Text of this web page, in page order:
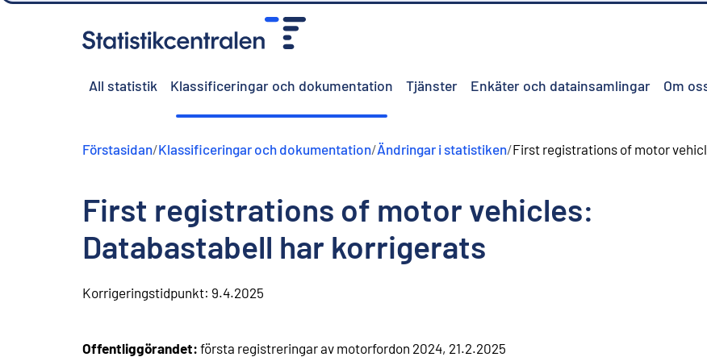
All statistik Klassificeringar och dokumentation Tjänster Enkäter och datainsamlingar Om
Förstasidan/Klassificeringar och dokumentation/Ändringar i statistiken/First registrations of motor
First registrations of motor vehicles:
Databastabell har korrigerats
Korrigeringstidpunkt: 9.4.2025
Offentliggörandet: första registreringar av motorfordon 2024, 21.2.2025